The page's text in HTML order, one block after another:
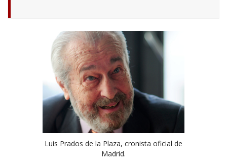
Luis Prados de la Plaza, cronista oficial de
Madrid.